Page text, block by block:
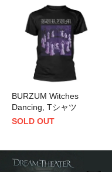
BURZUM Witches
Dancing, Tシャツ
SOLD OUT